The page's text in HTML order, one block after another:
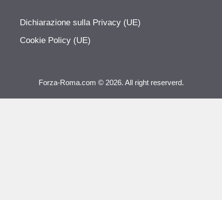
Dichiarazione sulla Privacy (UE)
Cookie Policy (UE)
Forza-Roma.com © 2026. All right reserverd.